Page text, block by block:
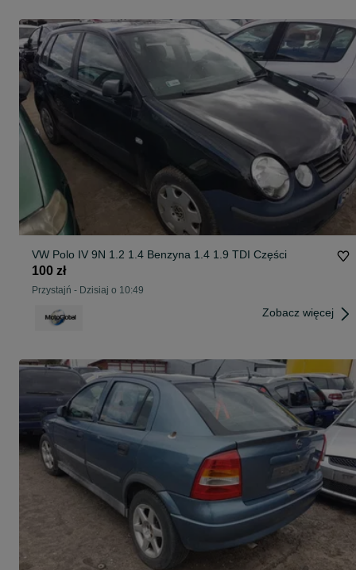
VW Polo IV 9N 1.2 1.4 Benzyna 1.4 1.9 TDI Części
100 zł
Przystajń - Dzisiaj o 10:49
Zobacz więcej